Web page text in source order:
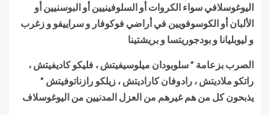
اليوغوسلافي سواء الكروات أو السلوفينيين أو البوسنيين أو
الألبان أو الكوسوفويين في أراضي فوكوفار و سراييفو و زغرب
و ليوبليانا و بودجوريتسا و بريشتينا
الصرب بزعامة ” سلوبودان ميلوسيفيتش ، فليكو كاديفيتش ،
راتكو ملاديتش ، رادوفان كاراديتش ، زيلكو رازناتوفيتش ”
يذبحون كل من هم غيرهم من العزل المدنيين من اليوغوسلاف